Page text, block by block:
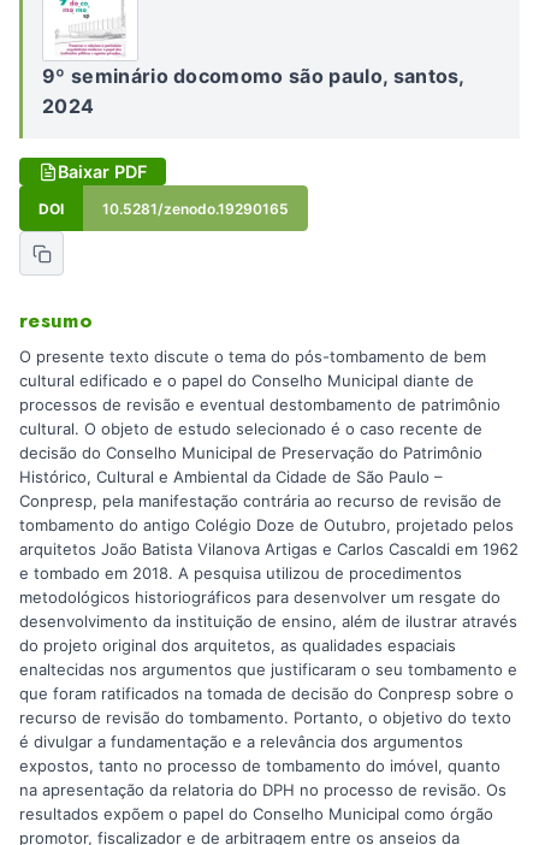
9º seminário docomomo são paulo, santos,
2024
Baixar PDF
DOI 10.5281/zenodo.19290165
resumo
O presente texto discute o tema do pós-tombamento de bem
cultural edificado e o papel do Conselho Municipal diante de
processos de revisão e eventual destombamento de patrimônio
cultural. O objeto de estudo selecionado é o caso recente de
decisão do Conselho Municipal de Preservação do Patrimônio
Histórico, Cultural e Ambiental da Cidade de São Paulo –
Conpresp, pela manifestação contrária ao recurso de revisão de
tombamento do antigo Colégio Doze de Outubro, projetado pelos
arquitetos João Batista Vilanova Artigas e Carlos Cascaldi em 1962
e tombado em 2018. A pesquisa utilizou de procedimentos
metodológicos historiográficos para desenvolver um resgate do
desenvolvimento da instituição de ensino, além de ilustrar através
do projeto original dos arquitetos, as qualidades espaciais
enaltecidas nos argumentos que justificaram o seu tombamento e
que foram ratificados na tomada de decisão do Conpresp sobre o
recurso de revisão do tombamento. Portanto, o objetivo do texto
é divulgar a fundamentação e a relevância dos argumentos
expostos, tanto no processo de tombamento do imóvel, quanto
na apresentação da relatoria do DPH no processo de revisão. Os
resultados expõem o papel do Conselho Municipal como órgão
promotor, fiscalizador e de arbitragem entre os anseios da